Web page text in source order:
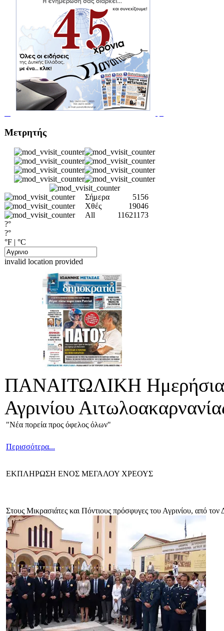
Μετρητής
Σήμερα
5156
Χθές
19046
All
11621173
?°
?°
°F | °C
invalid location provided
ΠΑΝΑΙΤΩΛΙΚΗ Ημερήσια
Αγρινίου
"Νέα πορεία προς όφελος όλων"
Περισσότερα...
ΕΚΠΛΗΡΩΣΗ ΕΝΟΣ ΜΕΓΑΛΟΥ ΧΡΕΟΥΣ
Στους Μικρασιάτες και Πόντιους πρόσφυγες του Αγρινίου, από τον